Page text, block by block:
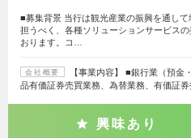
■募集背景 当行は観光産業の振興を通して
担うべく、各種ソリューションサービス
おります。コ…
会社概要
【事業内容】 ■銀行業（預
品有価証券売買業務、為替業務、有価証
興味あり